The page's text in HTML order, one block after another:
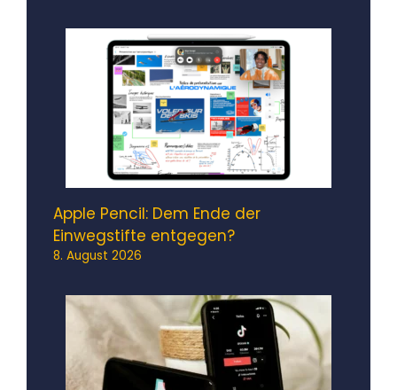
Apple Pencil: Dem Ende der
Einwegstifte entgegen?
8. August 2026